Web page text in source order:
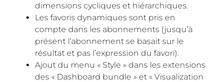
dimensions cycliques et hiérarchiques.
Les favoris dynamiques sont pris en
compte dans les abonnements (jusqu’à
présent l’abonnement se basait sur le
résultat et pas l’expression du favori).
Ajout du menu « Style » dans les extensions
des « Dashboard bundle » et « Visualization